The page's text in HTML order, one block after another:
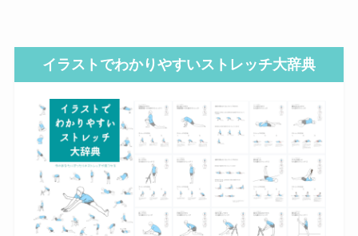
イラストでわかりやすいストレッチ大辞典